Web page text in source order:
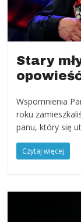
Stary
Wspomnienia
roku
panu, który się
Czytaj więcej